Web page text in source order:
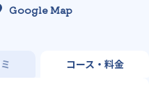
Google Map
コース・料金